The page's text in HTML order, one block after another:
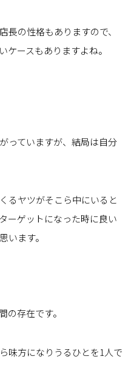
長の性格もありますので、
ケースもありますよね。
っていますが、結局は自分
るヤツがそこら中にいると
ーゲットになった時に良い
います。
の存在です。
味方になりうるひとを1人で